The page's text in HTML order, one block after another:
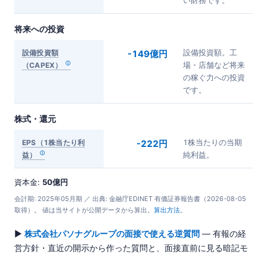
将来への投資
設備投資額
（CAPEX）
-149億円
設備投資額。工
場・店舗など将来
の稼ぐ力への投資
です。
株式・還元
EPS（1株当たり利
益）
-222円
1株当たりの当期
純利益。
資本金: 50億円
会計期: 2025年05月期 ／ 出典: 金融庁EDINET 有価証券報告書（2026-08-05
取得）。 値は当サイトが公開データから算出。 算出方法。
▶ 株式会社パソナグループの面接で使える逆質問 — 有報の経
営方針・直近の開示から作った質問と、面接直前に見る暗記モ